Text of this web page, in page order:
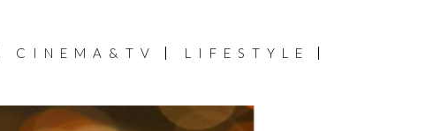
CINEMA&TV LIFESTYLE